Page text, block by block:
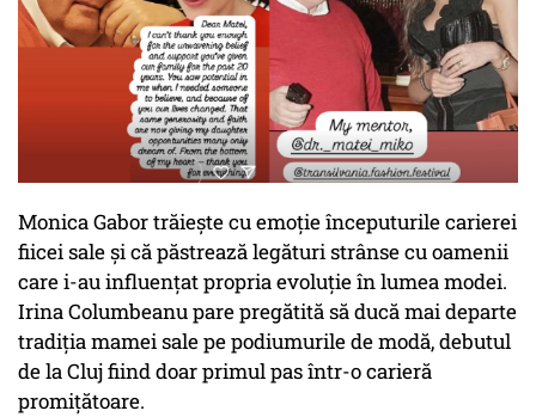
Monica Gabor trăiește cu emoție începuturile carierei
fiicei sale și că păstrează legături strânse cu oamenii
care i-au influențat propria evoluție în lumea modei.
Irina Columbeanu pare pregătită să ducă mai departe
tradiția mamei sale pe podiumurile de modă, debutul
de la Cluj fiind doar primul pas într-o carieră
promițătoare.